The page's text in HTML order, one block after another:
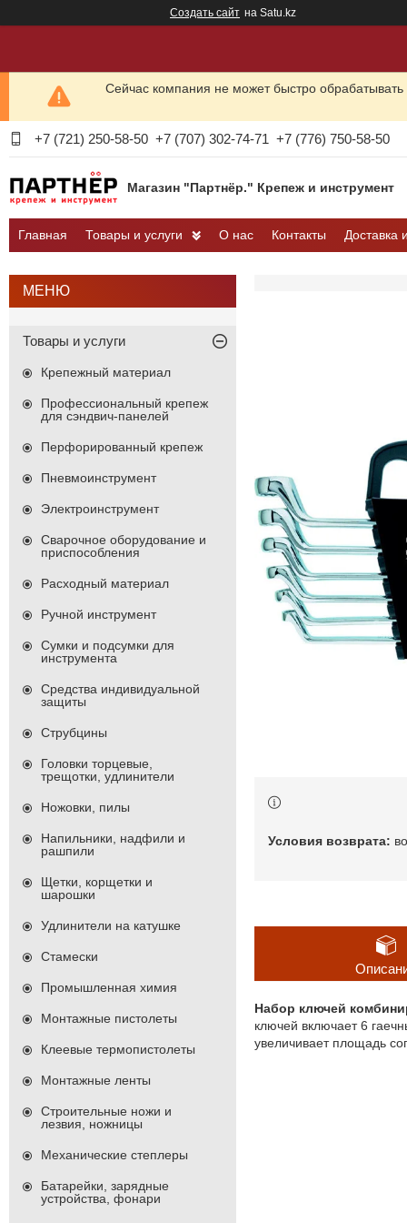
Создать сайт на Satu.kz
Сейчас компания не может быстро
+7 (721) 250-58-50 +7 (707) 302-74-71 +7 (776) 750-58-50
Магазин "Партнёр." Крепеж и инструмент
Главная Товары и услуги О нас Контакты Доставка
Набор ключей
ключей включает 6
увеличивает площадь
Товары и услуги
Крепежный материал
Профессиональный крепеж
для сэндвич-панелей
Перфорированный крепеж
Пневмоинструмент
Электроинструмент
Сварочное оборудование и
приспособления
Расходный материал
Ручной инструмент
Сумки и подсумки для
инструмента
Средства индивидуальной
защиты
Струбцины
Головки торцевые,
трещотки, удлинители
Ножовки, пилы
Напильники, надфили и
рашпили
Щетки, корщетки и
шарошки
Удлинители на катушке
Стамески
Промышленная химия
Монтажные пистолеты
Клеевые термопистолеты
Монтажные ленты
Строительные ножи и
лезвия, ножницы
Механические степлеры
Батарейки, зарядные
устройства, фонари